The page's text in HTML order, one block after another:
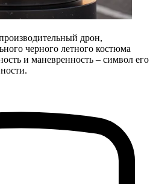
дрон,
черного летного костюма
и маневренность – символ его